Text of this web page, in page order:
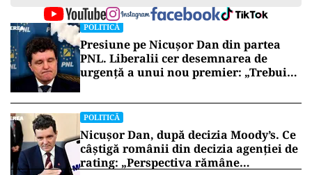
POLITICĂ
Presiune pe Nicușor Dan din partea
PNL. Liberalii cer desemnarea de
urgență a unui nou premier: „Trebuie
POLITICĂ
Nicușor Dan, după decizia Moody’s. Ce
câștigă românii din decizia agenției de
rating: „Perspectiva rămâne